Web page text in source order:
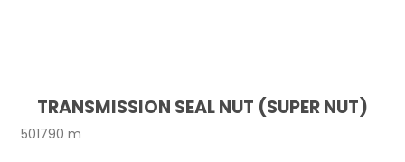
TRANSMISSION SEAL NUT (SUPER NUT)
501790 m